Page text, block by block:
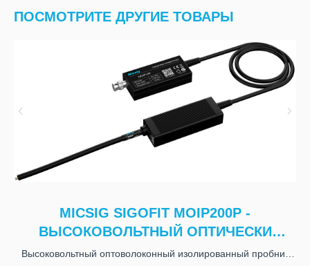
ПОСМОТРИТЕ ДРУГИЕ ТОВАРЫ
MICSIG SIGOFIT MOIP200P -
ВЫСОКОВОЛЬТНЫЙ ОПТИЧЕСКИ
ИЗОЛИРОВАННЫЙ
Высоковольтный оптоволоконный изолированный пробник